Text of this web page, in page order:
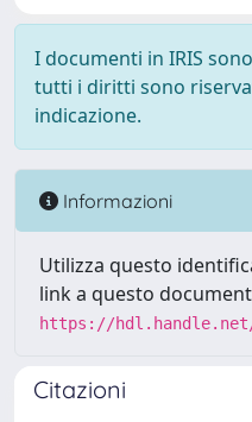
I documenti in IRIS
tutti i diritti sono
indicazione.
Informazioni
Utilizza questo
link a questo
https://hdl.handle.net/
Citazioni